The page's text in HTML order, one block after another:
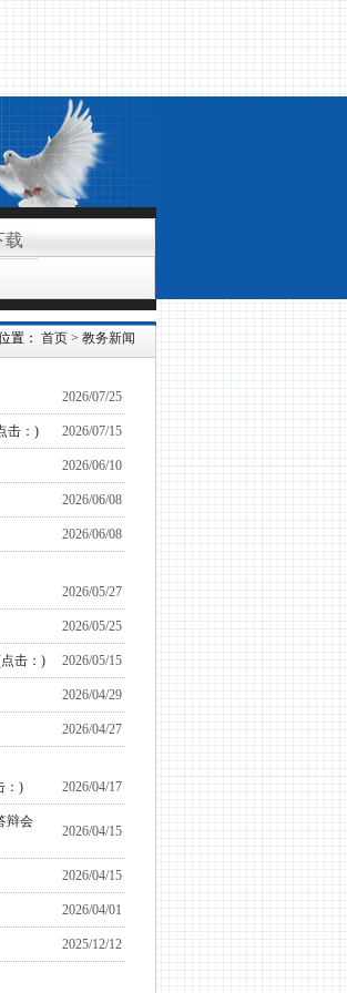
载
： 首页 > 教务新闻
2026/07/25
： ) 2026/07/15
2026/06/10
2026/06/08
2026/06/08
2026/05/27
2026/05/25
击： ) 2026/05/15
2026/04/29
2026/04/27
： ) 2026/04/17
辩会
2026/04/15
2026/04/15
2026/04/01
2025/12/12